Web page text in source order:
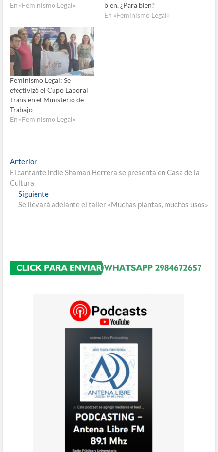
En «Feminismo Legal»
bien. ¿Para bien?
En «Feminismo Legal»
Feminismo Legal: Se
efectivizó el Cupo Laboral
Trans en el Ministerio de
Trabajo
En «Feminismo Legal»
Navegación
de
entradas
AnteriorEntrada
anterior:
El cantante indie Shaman Herrera se presenta en Casa de la
Cultura
SiguienteEntrada
siguiente:
Se llevará adelante el taller «Muchas plantas, muchos usos»